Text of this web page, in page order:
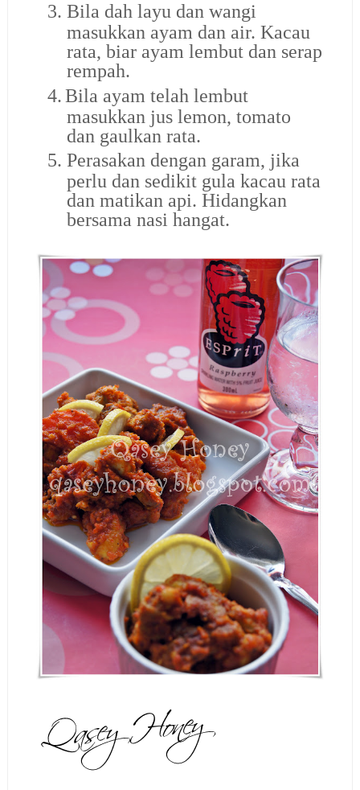
3. Bila dah layu dan wangi
masukkan ayam dan air. Kacau
rata, biar ayam lembut dan serap
rempah.
4. Bila ayam telah lembut
masukkan jus lemon, tomato
dan gaulkan rata.
5. Perasakan dengan garam, jika
perlu dan sedikit gula kacau rata
dan matikan api. Hidangkan
bersama nasi hangat.